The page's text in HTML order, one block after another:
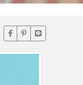
臉書分享(另開新視窗)
噗浪分享(另開新
Line分享(另